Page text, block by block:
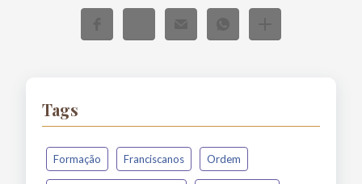
Tags
Formação Franciscanos Ordem